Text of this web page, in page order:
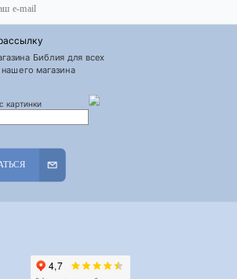
Библия для всех
магазина
картинки